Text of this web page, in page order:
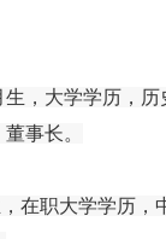
生，大学学历，
事长。
，在职大学学历